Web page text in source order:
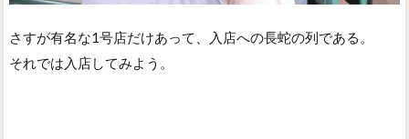
さすが有名な1号店だけあって、入店への長蛇の列である。
それでは入店してみよう。